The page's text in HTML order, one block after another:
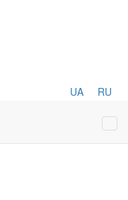
UA RU